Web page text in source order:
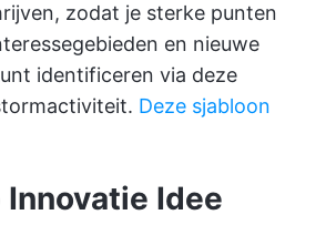
zodat je sterke punten
en nieuwe
identificeren via deze
Deze sjabloon
Innovatie Idee